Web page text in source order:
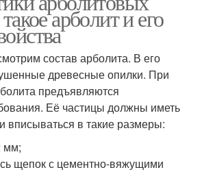
арболит и его
состав арболита. В его
древесные опилки. При
предъявляются
Её частицы должны иметь
вписываться в такие размеры:
мм;
щепок с цементно-вяжущими